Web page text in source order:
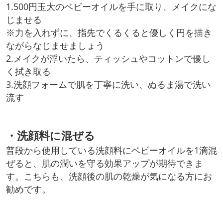
1.500円玉大のベビーオイルを手に取り、メイクにな
じませる
※力を入れずに、指先でくるくると優しく円を描き
ながらなじませましょう
2.メイクが浮いたら、ティッシュやコットンで優し
く拭き取る
3.洗顔フォームで肌を丁寧に洗い、ぬるま湯で洗い
流す
・洗顔料に混ぜる
普段から使用している洗顔料にベビーオイルを1滴混
ぜると、肌の潤いを守る効果アップが期待できま
す。こちらも、洗顔後の肌の乾燥が気になる方にお
勧めです。